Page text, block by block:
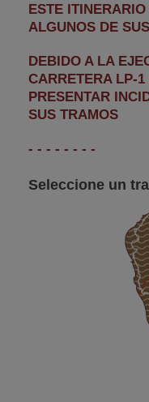
ESTE
ALGUNOS DE
DEBIDO A LA
CARRETERA LP-
PRESENTAR
SUS TRAMOS
- - - - - - - -
Seleccione un